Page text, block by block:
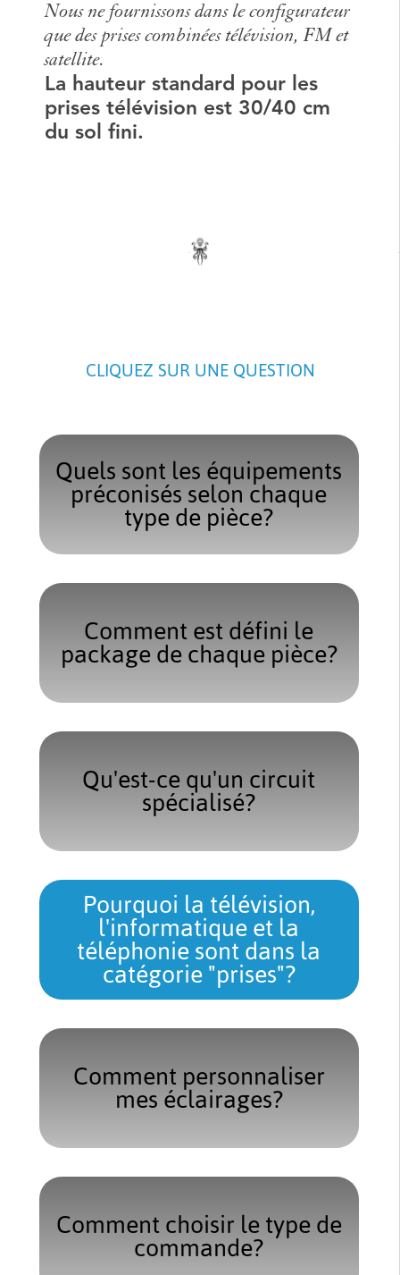
Nous ne fournissons dans le configurateur
que des prises combinées télévision, FM et
satellite.
La hauteur standard pour les
prises télévision est 30/40 cm
du sol fini.
CLIQUEZ SUR UNE QUESTION
Quels sont les équipements
préconisés selon chaque
type de pièce?
Comment est défini le
package de chaque pièce?
Qu'est-ce qu'un circuit
spécialisé?
Pourquoi la télévision,
l'informatique et la
téléphonie sont dans la
catégorie "prises"?
Comment personnaliser
mes éclairages?
Comment choisir le type de
commande?